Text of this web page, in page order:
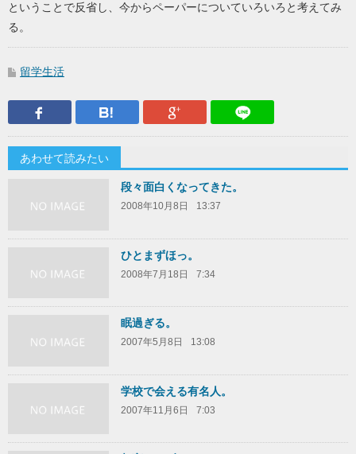
ということで反省し、今からペーパーについていろいろと考えてみ
る。
留学生活
Facebook はてなブックマークGoogle Plus
あわせて読みたい
段々面白くなってきた。
2008年10月8日 13:37
ひとまずほっ。
2008年7月18日 7:34
眠過ぎる。
2007年5月8日 13:08
学校で会える有名人。
2007年11月6日 7:03